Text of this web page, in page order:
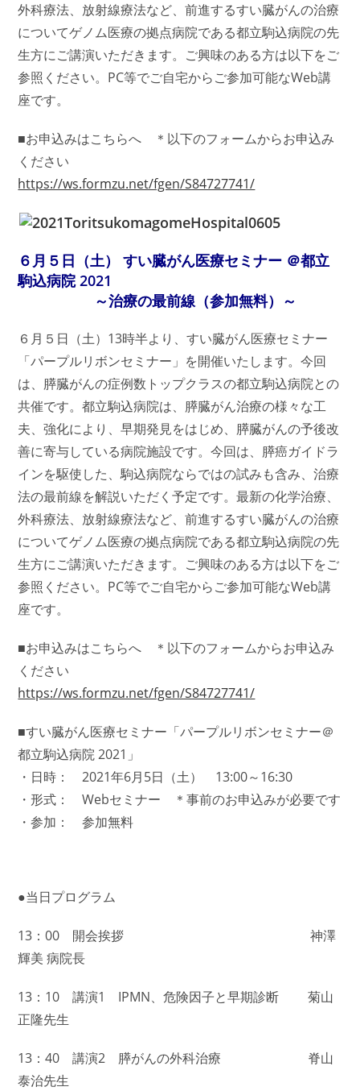
外科療法、放射線療法など、前進するすい臓がんの治療
についてゲノム医療の拠点病院である都立駒込病院の先
生方にご講演いただきます。ご興味のある方は以下をご
参照ください。PC等でご自宅からご参加可能なWeb講
座です。
■お申込みはこちらへ ＊以下のフォームからお申込み
ください
https://ws.formzu.net/fgen/S84727741/
６月５日（土） すい臓がん医療セミナー ＠都立
駒込病院 2021
～治療の最前線（参加無料）～
６月５日（土）13時半より、すい臓がん医療セミナー
「パープルリボンセミナー」を開催いたします。今回
は、膵臓がんの症例数トップクラスの都立駒込病院との
共催です。都立駒込病院は、膵臓がん治療の様々な工
夫、強化により、早期発見をはじめ、膵臓がんの予後改
善に寄与している病院施設です。今回は、膵癌ガイドラ
インを駆使した、駒込病院ならではの試みも含み、治療
法の最前線を解説いただく予定です。最新の化学治療、
外科療法、放射線療法など、前進するすい臓がんの治療
についてゲノム医療の拠点病院である都立駒込病院の先
生方にご講演いただきます。ご興味のある方は以下をご
参照ください。PC等でご自宅からご参加可能なWeb講
座です。
■お申込みはこちらへ ＊以下のフォームからお申込み
ください
https://ws.formzu.net/fgen/S84727741/
■すい臓がん医療セミナー「パープルリボンセミナー＠
都立駒込病院 2021」
・日時： 2021年6月5日（土） 13:00～16:30
・形式： Webセミナー ＊事前のお申込みが必要です
・参加： 参加無料
●当日プログラム
13：00 開会挨拶 神澤
輝美 病院長
13：10 講演1 IPMN、危険因子と早期診断 菊山
正隆先生
13：40 講演2 膵がんの外科治療 脊山
泰治先生